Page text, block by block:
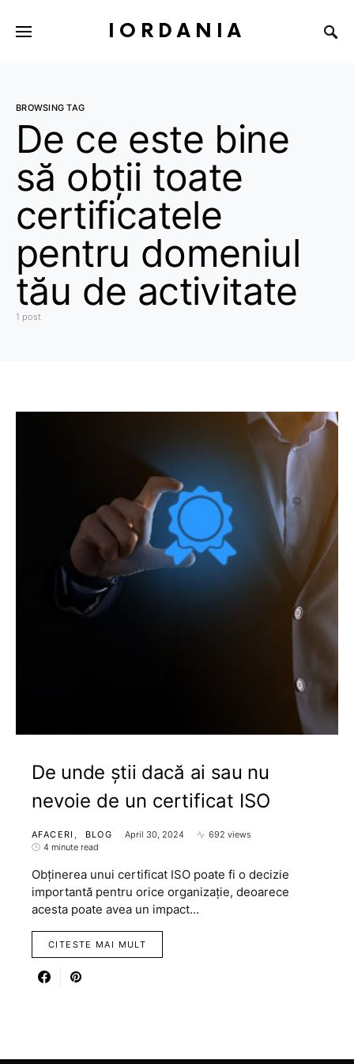
IORDANIA
BROWSING TAG
De ce este bine
să obții toate
certificatele
pentru domeniul
tău de activitate
1 post
De unde știi dacă ai sau nu
nevoie de un certificat ISO
AFACERI BLOG April 30, 2024
692 views
4 minute read
Obținerea unui certificat ISO poate fi o decizie
importantă pentru orice organizație, deoarece
acesta poate avea un impact…
CITESTE MAI MULT